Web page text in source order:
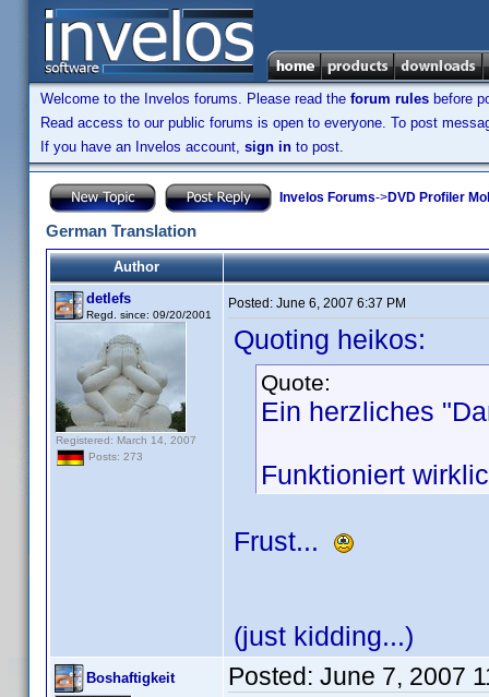
Welcome to the Invelos forums. Please read the forum rules before
Read access to our public forums is open to everyone. To post
If you have an Invelos account, sign in to post.
Invelos Forums->DVD Profiler
German Translation
Author
detlefs
Regd. since: 09/20/2001
Registered: March 14, 2007
Posts: 273
Posted: June 6, 2007 6:37 PM
Quoting heikos:
Quote:
Ein herzliches
Funktioniert
Frust...
(just kidding...)
Boshaftigkeit Posted: June 7, 2007